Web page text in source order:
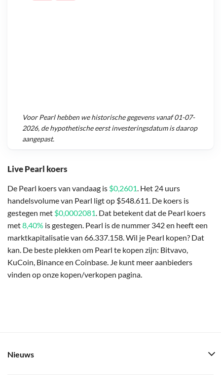
Live Pearl koers
De Pearl koers van vandaag is $0,2601. Het 24 uurs
handelsvolume van Pearl ligt op $548.611. De koers is
gestegen met $0,0002081. Dat betekent dat de Pearl koers
met8,40% is gestegen. Pearl is de nummer 342 en heeft een
marktkapitalisatie van 66.337.158. Wil je Pearl kopen? Dat
kan. De beste plekken om Pearl te kopen zijn: Bitvavo,
KuCoin, Binance en Coinbase. Je kunt meer aanbieders
vinden op onze kopen/verkopen pagina.
VoorPearlhebben we historische gegevens vanaf01-07-
2026, de hypothetische eerst investeringsdatum is daarop
aangepast.
Nieuws